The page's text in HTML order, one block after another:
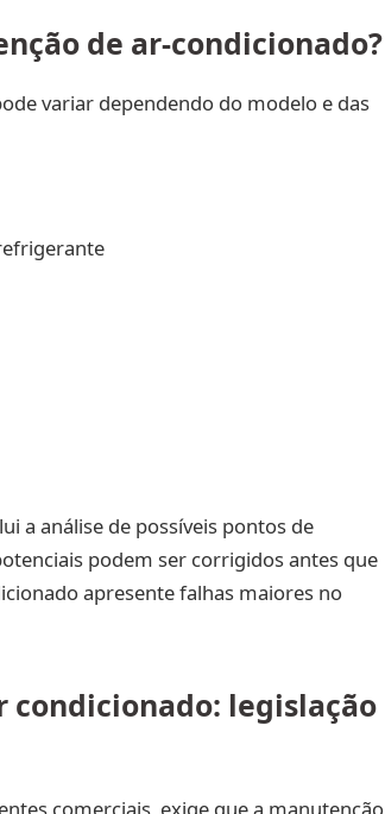
de ar-condicionado?
variar dependendo do modelo e das
a análise de possíveis pontos de
podem ser corrigidos antes que
apresente falhas maiores no
legislação